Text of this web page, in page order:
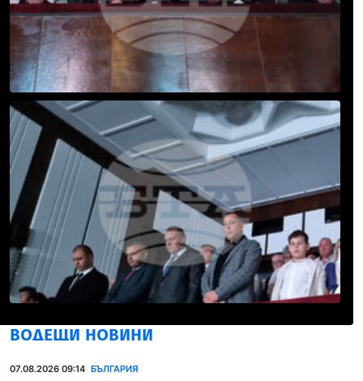
ВОДЕЩИ НОВИНИ
07.08.2026 09:14 БЪЛГАРИЯ